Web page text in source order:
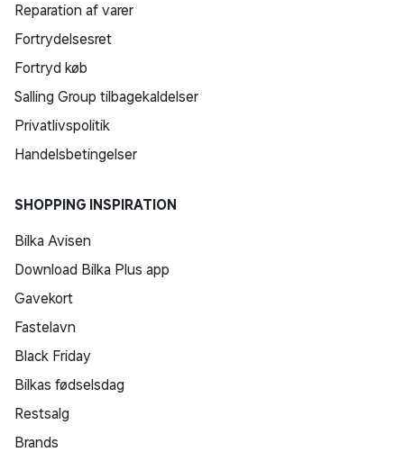
Reparation af varer
Fortrydelsesret
Fortryd køb
Salling Group tilbagekaldelser
Privatlivspolitik
Handelsbetingelser
SHOPPING INSPIRATION
Bilka Avisen
Download Bilka Plus app
Gavekort
Fastelavn
Black Friday
Bilkas fødselsdag
Restsalg
Brands